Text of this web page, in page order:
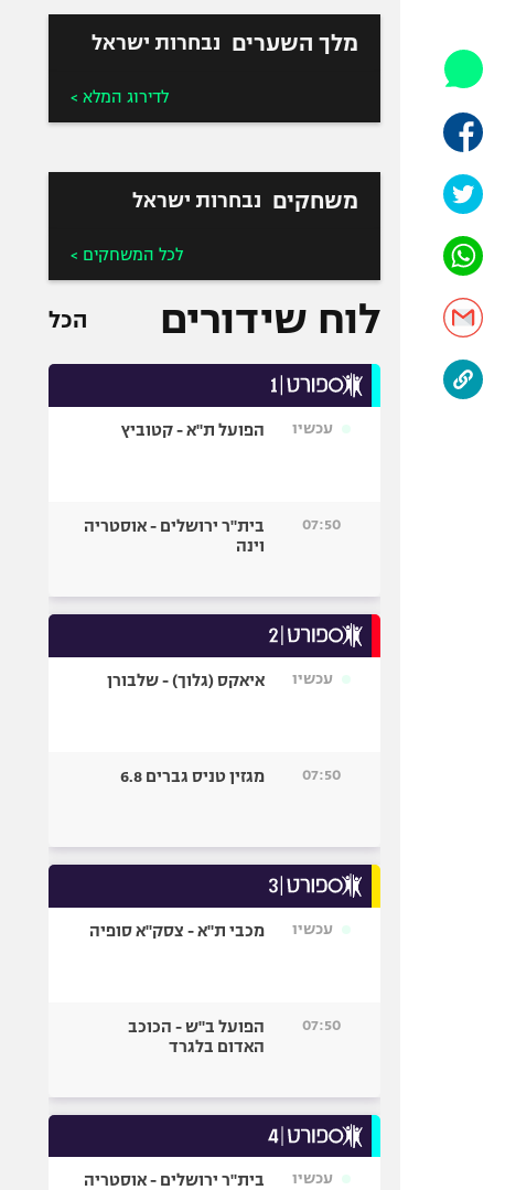
אופניים
בייסבול MLB
ספורט אתגרי
אומנויות לחימה
מלך השערים נבחרות ישראל
לדירוג המלא >
משחקים נבחרות ישראל
לכל המשחקים >
לוח שידורים הכל
עכשיו הפועל ת"א - קטוביץ
07:50
בית"ר ירושלים - אוסטריה
וינה
עכשיו איאקס (גלוך) - שלבורן
07:50 מגזין טניס גברים 6.8
עכשיו מכבי ת"א - צסק"א סופיה
07:50
הפועל ב"ש - הכוכב
האדום בלגרד
עכשיו
בית"ר ירושלים - אוסטריה